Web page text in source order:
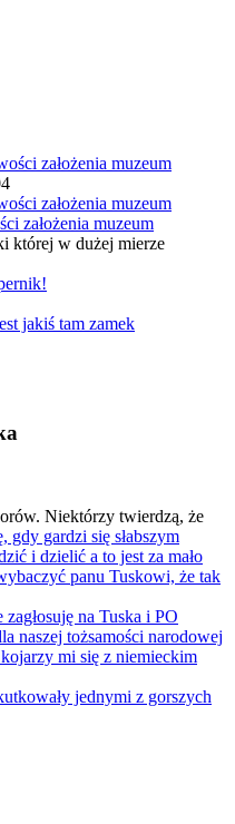
założenia muzeum
której w dużej mierze
jakiś tam zamek
Niektórzy twierdzą, że
gdy gardzi się słabszym
i dzielić a to jest za mało
panu Tuskowi, że tak
na Tuska i PO
naszej tożsamości narodowej
mi się z niemieckim
jednymi z gorszych